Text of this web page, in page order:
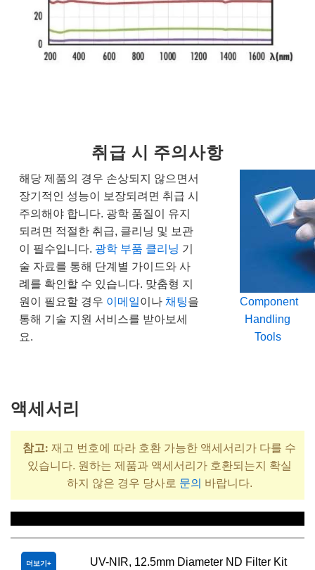
취급 시 주의사항
해당 제품의 경우 손상되지 않으면서
장기적인 성능이 보장되려면 취급 시
주의해야 합니다. 광학 품질이 유지
되려면 적절한 취급, 클리닝 및 보관
이 필수입니다. 광학 부품 클리닝 기
술 자료를 통해 단계별 가이드와 사
례를 확인할 수 있습니다. 맞춤형 지
원이 필요할 경우 이메일이나 채팅을
통해 기술 지원 서비스를 받아보세
요.
Component
Handling
Tools
액세서리
참고: 재고 번호에 따라 호환 가능한 액세서리가 다를 수
있습니다. 원하는 제품과 액세서리가 호환되는지 확실
하지 않은 경우 당사로 문의 바랍니다.
더보기 UV-NIR, 12.5mm Diameter ND Filter Kit